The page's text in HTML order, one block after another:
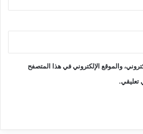
والموقع الإلكتروني في هذا المتصفح
تعليقي.